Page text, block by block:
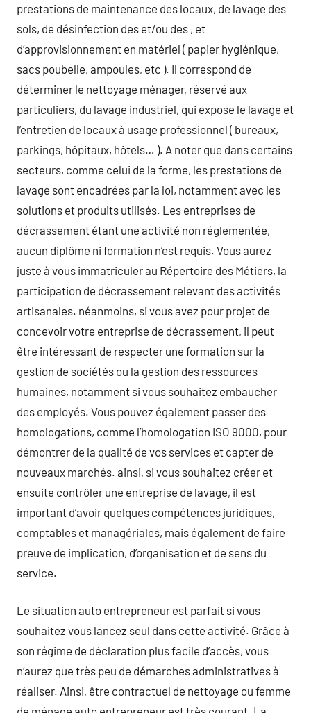
prestations de maintenance des locaux, de lavage des
sols, de désinfection des et/ou des , et
d’approvisionnement en matériel ( papier hygiénique,
sacs poubelle, ampoules, etc ). Il correspond de
déterminer le nettoyage ménager, réservé aux
particuliers, du lavage industriel, qui expose le lavage et
l’entretien de locaux à usage professionnel ( bureaux,
parkings, hôpitaux, hôtels… ). A noter que dans certains
secteurs, comme celui de la forme, les prestations de
lavage sont encadrées par la loi, notamment avec les
solutions et produits utilisés. Les entreprises de
décrassement étant une activité non réglementée,
aucun diplôme ni formation n’est requis. Vous aurez
juste à vous immatriculer au Répertoire des Métiers, la
participation de décrassement relevant des activités
artisanales. néanmoins, si vous avez pour projet de
concevoir votre entreprise de décrassement, il peut
être intéressant de respecter une formation sur la
gestion de sociétés ou la gestion des ressources
humaines, notamment si vous souhaitez embaucher
des employés. Vous pouvez également passer des
homologations, comme l’homologation ISO 9000, pour
démontrer de la qualité de vos services et capter de
nouveaux marchés. ainsi, si vous souhaitez créer et
ensuite contrôler une entreprise de lavage, il est
important d’avoir quelques compétences juridiques,
comptables et managériales, mais également de faire
preuve de implication, d’organisation et de sens du
service.
Le situation auto entrepreneur est parfait si vous
souhaitez vous lancez seul dans cette activité. Grâce à
son régime de déclaration plus facile d’accès, vous
n’aurez que très peu de démarches administratives à
réaliser. Ainsi, être contractuel de nettoyage ou femme